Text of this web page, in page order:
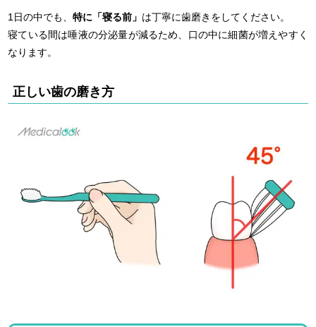
1日の中でも、特に「寝る前」 は丁寧に歯磨きをしてください。
寝ている間は唾液の分泌量が減るため、口の中に細菌が増えやすく
なります。
正しい歯の磨き方